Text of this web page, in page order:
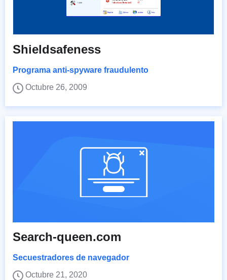
Shieldsafeness
Programa anti-spyware fraudulento
Octubre 26, 2009
Search-queen.com
Secuestradores de navegador
Octubre 21, 2020